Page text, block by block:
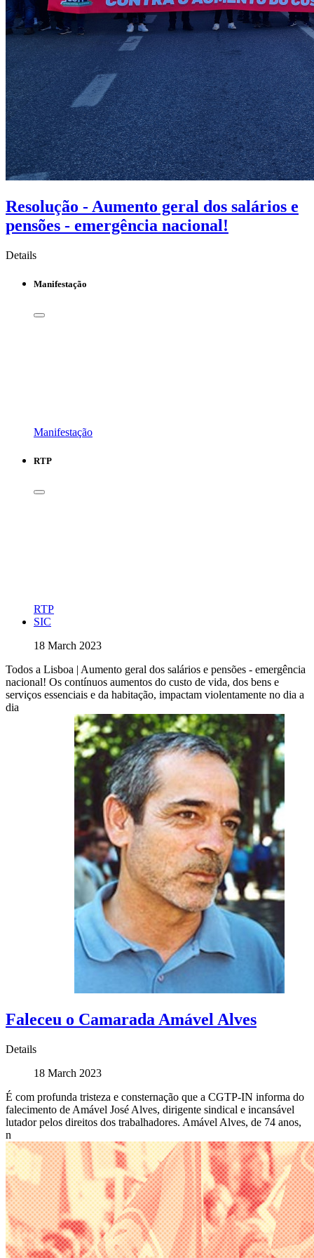
Resolução - Aumento geral dos salários e
pensões - emergência nacional!
Details
Manifestação
Manifestação
RTP
RTP
SIC
18 March 2023
Todos a Lisboa | Aumento geral dos salários e pensões - emergência
nacional! Os contínuos aumentos do custo de vida, dos bens e
serviços essenciais e da habitação, impactam violentamente no dia a
dia
Faleceu o Camarada Amável Alves
Details
18 March 2023
É com profunda tristeza e consternação que a CGTP-IN informa do
falecimento de Amável José Alves, dirigente sindical e incansável
lutador pelos direitos dos trabalhadores. Amável Alves, de 74 anos,
n